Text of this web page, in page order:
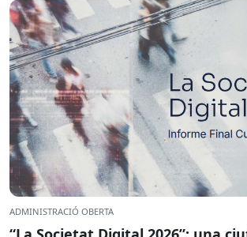
ADMINISTRACIÓ OBERTA